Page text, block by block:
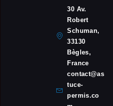
30 Av.
Robert
Schuman,
33130
Bègles,
France
contact@as
tuce-
permis.co